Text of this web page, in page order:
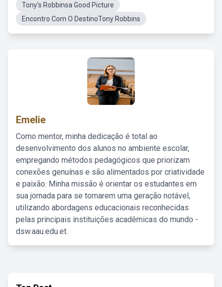
Tony's Robbinsa Good Picture
Encontro Com O DestinoTony Robbins
Emelie
Como mentor, minha dedicação é total ao
desenvolvimento dos alunos no ambiente escolar,
empregando métodos pedagógicos que priorizam
conexões genuínas e são alimentados por criatividade
e paixão. Minha missão é orientar os estudantes em
sua jornada para se tornarem uma geração notável,
utilizando abordagens educacionais reconhecidas
pelas principais instituições acadêmicas do mundo -
dsw.aau.edu.et.